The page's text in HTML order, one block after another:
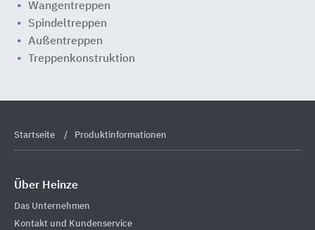
Wangentreppen
Spindeltreppen
Außentreppen
Treppenkonstruktion
Startseite Produktinformationen
Über Heinze
Das Unternehmen
Kontakt und Kundenservice